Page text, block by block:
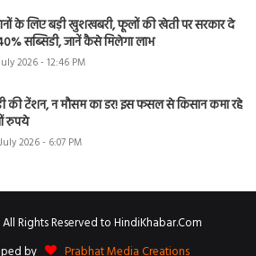
के लिए बड़ी खुशखबरी, फूलों की खेती पर सरकार दे
सब्सिडी, जानें कैसे मिलेगा लाभ
2026 - 12:46 PM
की टेंशन, न मौसम का डर! इस फसल से किसान कमा रहे
रुपये
2026 - 6:07 PM
Rights Reserved to HindiKhabar.Com